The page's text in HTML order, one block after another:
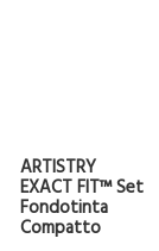
ARTISTRY
EXACT FIT™ Set
Fondotinta
Compatto